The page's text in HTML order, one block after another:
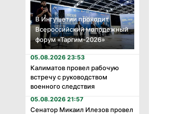
В Ингушетии проходит
Всероссийский молодежный
форум «Таргим-2026»
05.08.2026 23:53
Калиматов провел рабочую
встречу с руководством
военного следствия
05.08.2026 21:57
Сенатор Микаил Илезов провел